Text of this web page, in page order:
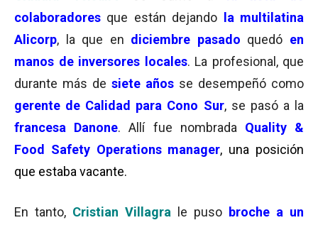
colaboradores que están dejando la multilatina
Alicorp, la que en diciembre pasado quedó en
manos de inversores locales. La profesional, que
durante más de siete años se desempeñó como
gerente de Calidad para Cono Sur, se pasó a la
francesa Danone. Allí fue nombrada Quality &
Food Safety Operations manager, una posición
que estaba vacante.
En tanto, Cristian Villagra le puso broche a un